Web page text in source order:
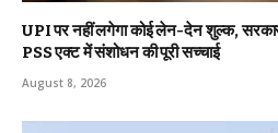
UPI पर नहीं लगेगा कोई लेन-देन शुल्क,
PSS एक्ट में संशोधन की पूरी सच्चाई
August 8, 2026